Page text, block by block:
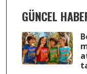
GÜNCEL